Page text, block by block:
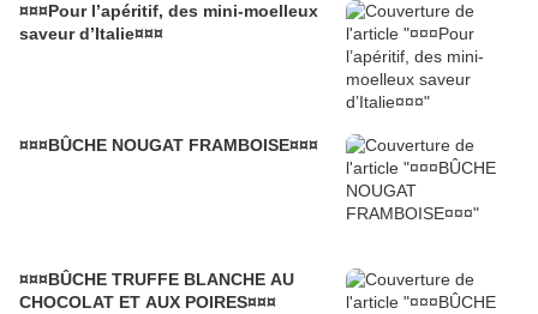
¤¤¤Pour l’apéritif, des mini-moelleux
saveur d’Italie¤¤¤
¤¤¤BÛCHE NOUGAT FRAMBOISE¤¤¤
¤¤¤BÛCHE TRUFFE BLANCHE AU
CHOCOLAT ET AUX POIRES¤¤¤